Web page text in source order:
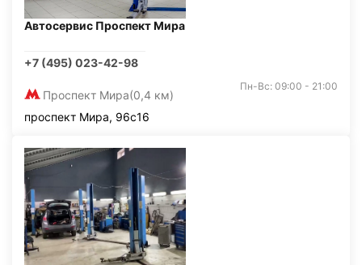
Автосервис Проспект Мира
+7 (495) 023-42-98
Проспект Мира(0,4 км)
Пн-Вс: 09:00 - 21:00
проспект Мира, 96с16